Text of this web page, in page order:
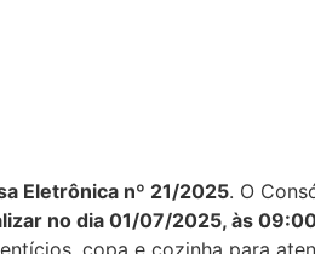
Eletrônica nº 21/2025. O
no dia 01/07/2025, às
copa e cozinha para